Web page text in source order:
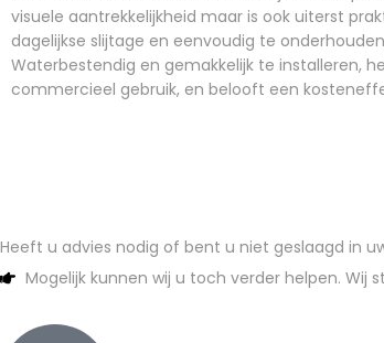
visuele aantrekkelijkheid maar is ook uiterst
dagelijkse slijtage en eenvoudig te
Waterbestendig en gemakkelijk te installeren,
commercieel gebruik, en belooft een
Heeft u advies nodig of bent u niet geslaagd in
Mogelijk kunnen wij u toch verder helpen. Wij